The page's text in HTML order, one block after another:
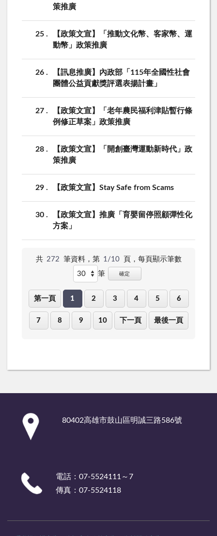
策推廣
25
【政策文宣】「推動文化幣、客家幣、運
動幣」政策推廣
26
【訊息推廣】內政部「115年全國性社會
團體公益貢獻獎評選表揚計畫」
27
【政策文宣】「老年農民福利津貼暫行條
例修正草案」政策推廣
28
【政策文宣】「開創臺灣運動新時代」政
策推廣
29 【政策文宣】Stay Safe from Scams
30
【政策文宣】推廣「育嬰留停照顧彈性化
方案」
共 272 筆資料，第 1/10 頁， 每頁顯示筆數
筆
確定
第一頁 1 2 3 4 5 6
7 8 9 10 下一頁 最後一頁
80402高雄市鼓山區明誠三路586號
電話：07-5524111～7
傳真：07-5524118